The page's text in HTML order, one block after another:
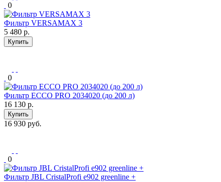
0
Фильтр VERSAMAX 3
5 480 р.
Купить
0
Фильтр ECCO PRO 2034020 (до 200 л)
16 130 р.
Купить
16 930 руб.
0
Фильтр JBL CristalProfi e902 greenline +